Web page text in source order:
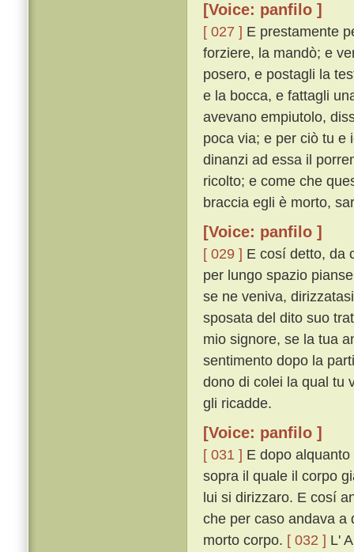
[Voice: panfilo ]
[ 027 ] E prestamente
forziere, la mandò; e
posero, e postagli la
e la bocca, e fattagli
avevano empiutolo,
poca via; e per ciò tu e
dinanzi ad essa il
ricolto; e come che
braccia egli è morto,
[Voice: panfilo ]
[ 029 ] E cosí detto, da
per lungo spazio
se ne veniva,
sposata del dito suo
mio signore, se la tua
sentimento dopo la
dono di colei la qual tu
gli ricadde.
[Voice: panfilo ]
[ 031 ] E dopo
sopra il quale il corpo
lui si dirizzaro. E cosí
che per caso andava a
morto corpo. [ 032 ] L'